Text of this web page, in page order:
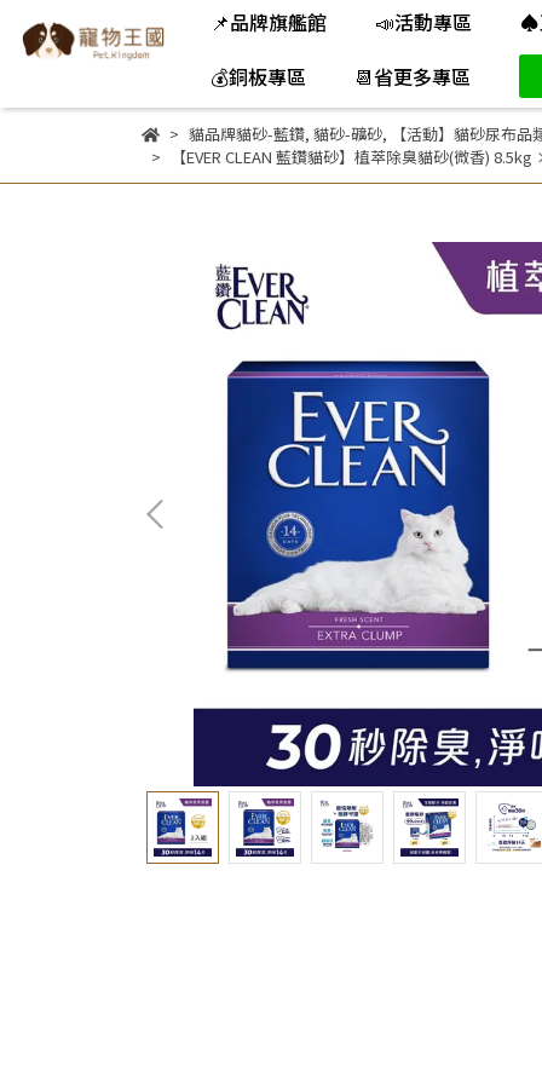
📌品牌旗艦館 📣活動專區
♠
💰銅板專區
📆省更多專區
貓品牌貓砂-藍鑽, 貓砂-礦砂,
【活動】貓砂尿布品
【EVER CLEAN 藍鑽貓砂】植萃除臭貓砂(微香)